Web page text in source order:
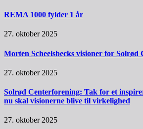
REMA 1000 fylder 1 år
27. oktober 2025
Morten Scheelsbecks visioner for Solrød
27. oktober 2025
Solrød Centerforening: Tak for et
nu skal visionerne blive til virkelighed
27. oktober 2025